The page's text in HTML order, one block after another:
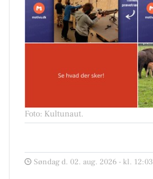
Foto: Kultunaut.
Søndag d. 02. aug. 2026 - kl. 12:03